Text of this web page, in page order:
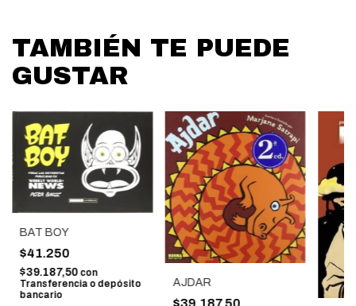
TAMBIÉN TE PUEDE
GUSTAR
BAT BOY
$41.250
$39.187,50 con
Transferencia o depósito
bancario
AJDAR